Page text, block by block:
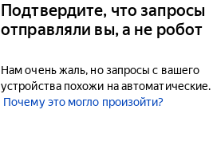
Подтвердите, что запросы
отправляли вы, а не робот
Нам очень жаль, но запросы с вашего
устройства похожи на автоматические.
Почему это могло произойти?